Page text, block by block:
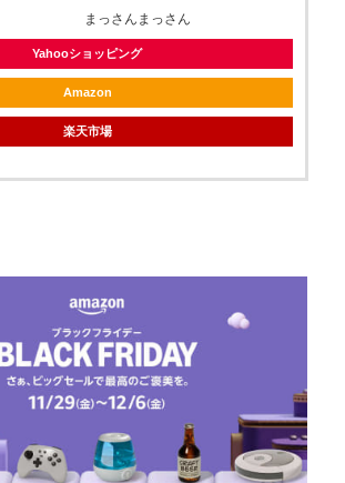
まっさんまっさん
Yahooショッピング
Amazon
楽天市場